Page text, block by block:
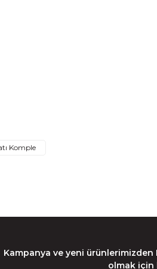
Komple
Kampanya ve yeni ürünlerimizden
olmak için